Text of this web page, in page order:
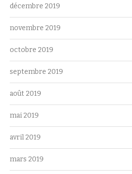
décembre 2019
novembre 2019
octobre 2019
septembre 2019
août 2019
mai 2019
avril 2019
mars 2019